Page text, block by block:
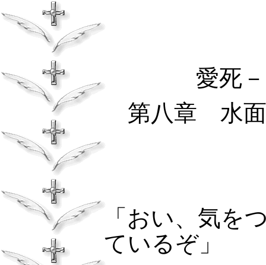
愛死
第八章 水
「おい、気を
ているぞ」